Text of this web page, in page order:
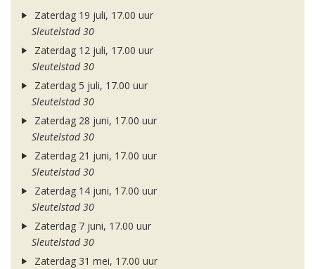
Zaterdag 19 juli, 17.00 uur
Sleutelstad 30
Zaterdag 12 juli, 17.00 uur
Sleutelstad 30
Zaterdag 5 juli, 17.00 uur
Sleutelstad 30
Zaterdag 28 juni, 17.00 uur
Sleutelstad 30
Zaterdag 21 juni, 17.00 uur
Sleutelstad 30
Zaterdag 14 juni, 17.00 uur
Sleutelstad 30
Zaterdag 7 juni, 17.00 uur
Sleutelstad 30
Zaterdag 31 mei, 17.00 uur